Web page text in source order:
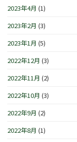
2023年4月 (1)
2023年2月 (3)
2023年1月 (5)
2022年12月 (3)
2022年11月 (2)
2022年10月 (3)
2022年9月 (2)
2022年8月 (1)